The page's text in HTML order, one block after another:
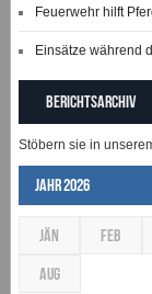
Feuerwehr hilft
Einsätze während
Berichtsarchiv
Stöbern sie in
Jahr 2026
JÄN FEB
AUG